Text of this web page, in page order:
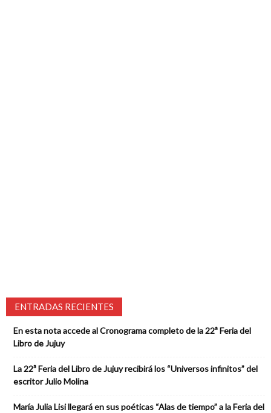
ENTRADAS RECIENTES
En esta nota accede al Cronograma completo de la 22ª Feria del
Libro de Jujuy
La 22ª Feria del Libro de Jujuy recibirá los “Universos infinitos” del
escritor Julio Molina
María Julia Lisi llegará en sus poéticas “Alas de tiempo” a la Feria del